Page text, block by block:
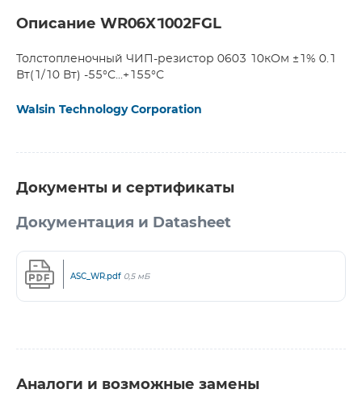
Описание WR06X1002FGL
Толстопленочный ЧИП-резистор 0603 10кОм ±1% 0.1
Вт(1/10 Вт) -55°С...+155°С
Walsin Technology Corporation
Документы и сертификаты
Документация и Datasheet
ASC_WR.pdf 0,5 мБ
Аналоги и возможные замены